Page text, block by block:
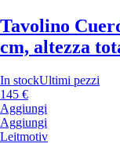
Tavolino
cm, altezza
In stockUltimi pezzi
145 €
Aggiungi
Aggiungi
Leitmotiv